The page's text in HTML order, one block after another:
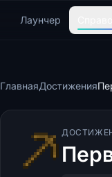
Лаунчер
ГлавнаяДостижения